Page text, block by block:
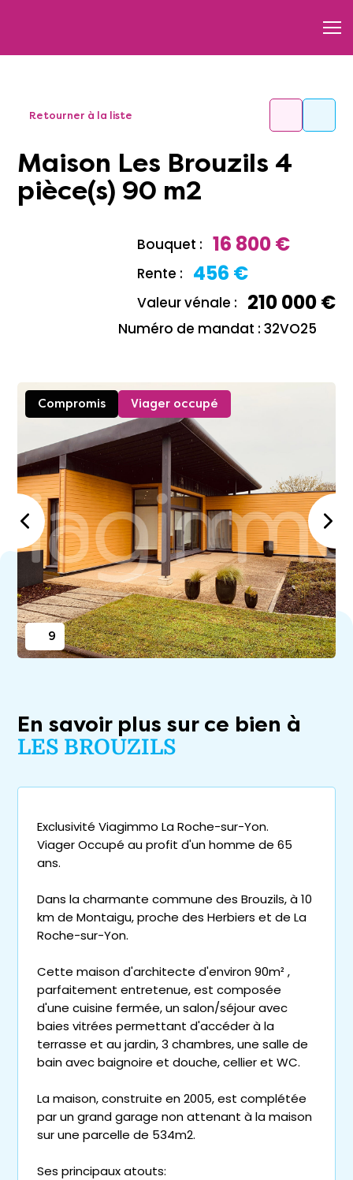
Retourner à la liste
Maison Les Brouzils 4
pièce(s) 90 m2
Bouquet : 16 800 €
Rente : 456 €
Valeur vénale : 210 000 €
Numéro de mandat : 32VO25
Compromis Viager occupé
9
En savoir plus sur ce bien à
LES BROUZILS
Exclusivité Viagimmo La Roche-sur-Yon.
Viager Occupé au profit d'un homme de 65
ans.
Dans la charmante commune des Brouzils, à 10
km de Montaigu, proche des Herbiers et de La
Roche-sur-Yon.
Cette maison d'architecte d'environ 90m² ,
parfaitement entretenue, est composée
d'une cuisine fermée, un salon/séjour avec
baies vitrées permettant d'accéder à la
terrasse et au jardin, 3 chambres, une salle de
bain avec baignoire et douche, cellier et WC.
La maison, construite en 2005, est complétée
par un grand garage non attenant à la maison
sur une parcelle de 534m2.
Ses principaux atouts: